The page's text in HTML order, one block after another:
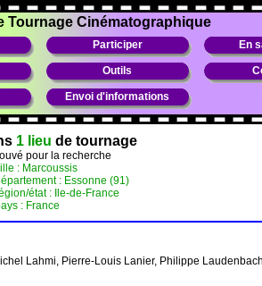
Tournage Cinématographique
Participer En
Outils
Envoi d'informations
1 lieu de tournage
pour la recherche
: Marcoussis
: Essonne (91)
état : Ile-de-France
: France
Lahmi, Pierre-Louis Lanier, Philippe